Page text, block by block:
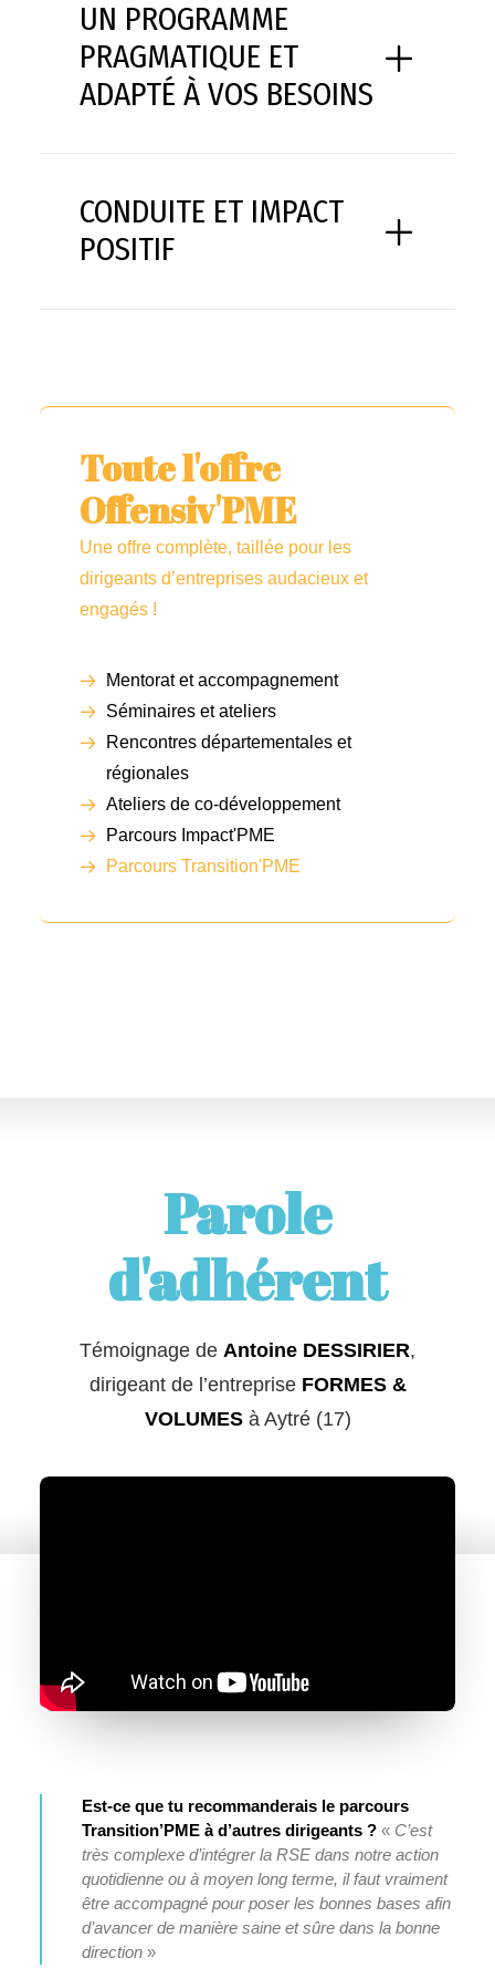
UN PROGRAMME
PRAGMATIQUE ET
ADAPTÉ À VOS BESOINS
CONDUITE ET IMPACT
POSITIF
Toute l'offre
Offensiv'PME
Une offre complète, taillée pour les
dirigeants d’entreprises audacieux et
engagés !
Mentorat et accompagnement
Séminaires et ateliers
Rencontres départementales et
régionales
Ateliers de co-développement
Parcours Impact'PME
Parcours Transition'PME
Parole
d'adhérent
Témoignage de Antoine DESSIRIER,
dirigeant de l’entreprise FORMES &
VOLUMESà Aytré (17)
Est-ce que tu recommanderais le parcours
Transition’PME à d’autres dirigeants ? « C’est
très complexe d’intégrer la RSE dans notre action
quotidienne ou à moyen long terme, il faut vraiment
être accompagné pour poser les bonnes bases afin
d’avancer de manière saine et sûre dans la bonne
direction »